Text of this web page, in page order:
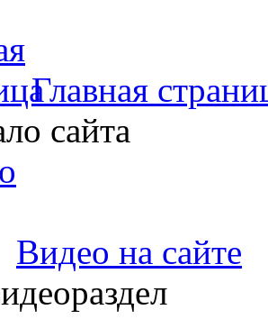
Главная
сайта
Видео на сайте